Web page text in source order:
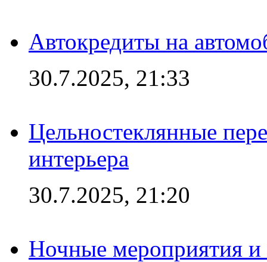
Автокредиты на
30.7.2025, 21:33
Цельностеклянные
интерьера
30.7.2025, 21:20
Ночные мероприятия и